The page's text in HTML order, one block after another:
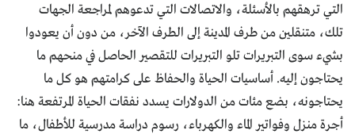
التي ترهقهم بالأسئلة، والاتصالات التي تدعوهم لمراجعة الجهات
تلك، متنقلين من طرف المدينة إلى الطرف الآخر، من دون أن يعودوا
بشيء سوى التبريرات تلو التبريرات للتقصير الحاصل في منحهم ما
يحتاجون إليه. أساسيات الحياة والحفاظ على كرامتهم هو كل ما
يحتاجونه، بضع مئات من الدولارات يسدد نفقات الحياة المرتفعة هنا:
أجرة منزل وفواتير الماء والكهرباء، رسوم دراسة مدرسية للأطفال، ما